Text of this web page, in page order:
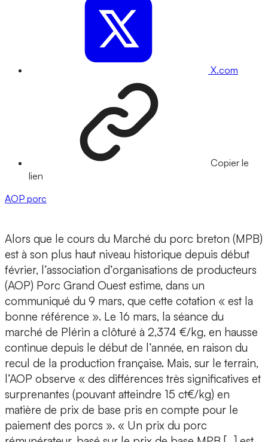
X.com
Copier le
lien
AOP porc
Alors que le cours du Marché du porc breton (MPB)
est à son plus haut niveau historique depuis début
février, l’association d’organisations de producteurs
(AOP) Porc Grand Ouest estime, dans un
communiqué du 9 mars, que cette cotation « est la
bonne référence ». Le 16 mars, la séance du
marché de Plérin a clôturé à 2,374 €/kg, en hausse
continue depuis le début de l’année, en raison du
recul de la production française. Mais, sur le terrain,
l’AOP observe « des différences très significatives et
surprenantes (pouvant atteindre 15 ct€/kg) en
matière de prix de base pris en compte pour le
paiement des porcs ». « Un prix du porc